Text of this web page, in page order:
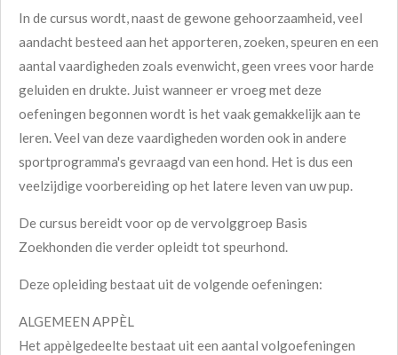
In de cursus wordt, naast de gewone gehoorzaamheid, veel
aandacht besteed aan het apporteren, zoeken, speuren en een
aantal vaardigheden zoals evenwicht, geen vrees voor harde
geluiden en drukte. Juist wanneer er vroeg met deze
oefeningen begonnen wordt is het vaak gemakkelijk aan te
leren. Veel van deze vaardigheden worden ook in andere
sportprogramma's gevraagd van een hond. Het is dus een
veelzijdige voorbereiding op het latere leven van uw pup.
De cursus bereidt voor op de vervolggroep Basis
Zoekhonden die verder opleidt tot speurhond.
Deze opleiding bestaat uit de volgende oefeningen:
ALGEMEEN APPÈL
Het appèlgedeelte bestaat uit een aantal volgoefeningen